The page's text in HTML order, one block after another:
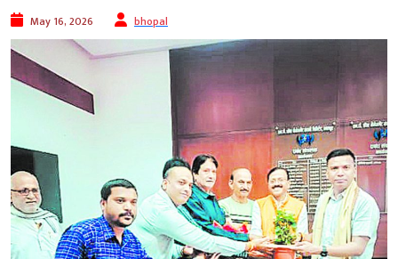
May 16, 2026 bhopal